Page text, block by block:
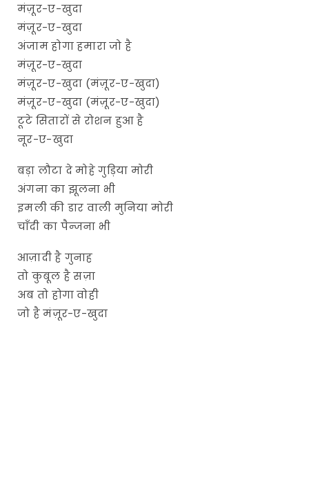
मंज़ूर-ए-खुदा
मंज़ूर-ए-खुदा
अंजाम होगा हमारा जो है
मंज़ूर-ए-खुदा
मंज़ूर-ए-खुदा (मंज़ूर-ए-खुदा)
मंज़ूर-ए-खुदा (मंज़ूर-ए-खुदा)
टूटे सितारों से रोशन हुआ है
नूर-ए-खुदा
बड़ा लौटा दे मोहे गुड़िया मोरी
अंगना का झूलना भी
इमली की डार वाली मुनिया मोरी
चाँदी का पैन्जना भी
आज़ादी है गुनाह
तो कुबूल है सज़ा
अब तो होगा वोही
जो है मंज़ूर-ए-खुदा